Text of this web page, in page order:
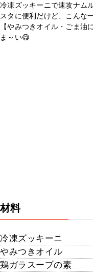
冷凍ズッキーニで速攻ナム
スタに便利だけど、こんな
【やみつきオイル・ごま油
ま～い😋
材料
冷凍ズッキーニ
やみつきオイル
鶏ガラスープの素